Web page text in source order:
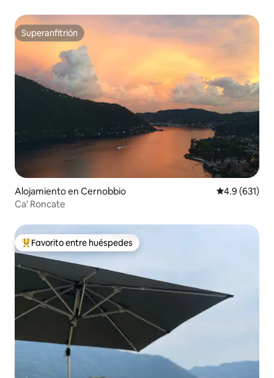
Superanfitrión
Superanfitrión
Alojamiento en Cernobbio Calificación
4.9 (631)
Ca' Roncate
Favorito entre huéspedes preferido
Favorito entre huéspedes